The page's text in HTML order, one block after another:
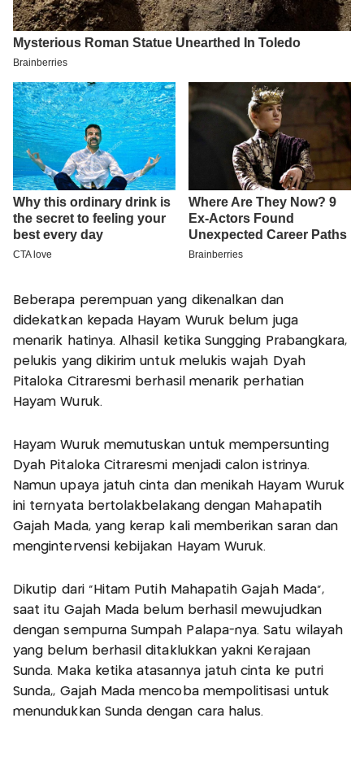
Beberapa perempuan yang dikenalkan dan
didekatkan kepada Hayam Wuruk belum juga
menarik hatinya. Alhasil ketika Sungging Prabangkara,
pelukis yang dikirim untuk melukis wajah Dyah
Pitaloka Citraresmi berhasil menarik perhatian
Hayam Wuruk.
Hayam Wuruk memutuskan untuk mempersunting
Dyah Pitaloka Citraresmi menjadi calon istrinya.
Namun upaya jatuh cinta dan menikah Hayam Wuruk
ini ternyata bertolakbelakang dengan Mahapatih
Gajah Mada, yang kerap kali memberikan saran dan
mengintervensi kebijakan Hayam Wuruk.
Dikutip dari "Hitam Putih Mahapatih Gajah Mada",
saat itu Gajah Mada belum berhasil mewujudkan
dengan sempurna Sumpah Palapa-nya. Satu wilayah
yang belum berhasil ditaklukkan yakni Kerajaan
Sunda. Maka ketika atasannya jatuh cinta ke putri
Sunda,, Gajah Mada mencoba mempolitisasi untuk
menundukkan Sunda dengan cara halus.